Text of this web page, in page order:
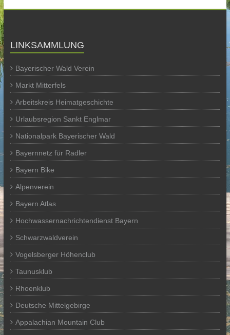
LINKSAMMLUNG
Bayerischer Wald Verein
Markt Mitterfels
Arbeitskreis Heimatgeschichte
Urlaubsregion Sankt Englmar
Nationalpark Bayerischer Wald
Bayernnetz für Radler
Bayern Bike
Alpenverein
Bayern Atlas
Hochwassernachrichtendienst Bayern
Schwarzwaldverein
Vogelsberger Höhenclub
Taunusklub
Rhoenklub
Deutsche Mittelgebirge
Appalachian Mountain Club